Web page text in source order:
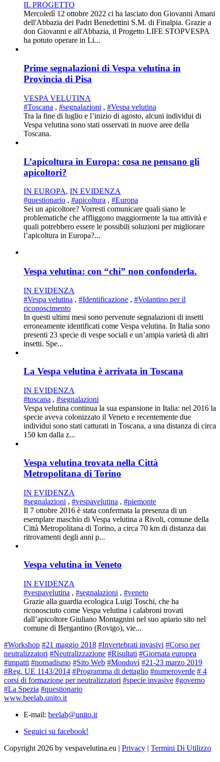
IL PROGETTO
Mercoledì 12 ottobre 2022 ci ha lasciato don Giovanni Amani
dell'Abbazia dei Padri Benedettini S.M. di Finalpia. Grazie a
don Giovanni e all'Abbazia, il Progetto LIFE STOPVESPA
ha potuto operare in Li...
Prime segnalazioni di Vespa velutina in
Provincia di Pisa
VESPA VELUTINA
#Toscana , #segnalazioni , #Vespa velutina
Tra la fine di luglio e l’inizio di agosto, alcuni individui di
Vespa velutina sono stati osservati in nuove aree della
Toscana.
L’apicoltura in Europa: cosa ne pensano gli
apicoltori?
IN EUROPA, IN EVIDENZA
#questionario , #apicoltura , #Europa
Sei un apicoltore? Vorresti comunicare quali siano le
problematiche che affliggono maggiormente la tua attività e
quali potrebbero essere le possibili soluzioni per migliorare
l’apicoltura in Europa?...
Vespa velutina: con “chi” non confonderla.
IN EVIDENZA
#Vespa velutina , #Identificazione , #Volantino per il
riconoscimento
In questi ultimi mesi sono pervenute segnalazioni di insetti
erroneamente identificati come Vespa velutina. In Italia sono
presenti 23 specie di vespe sociali e un’ampia varietà di altri
insetti. Spe...
La Vespa velutina è arrivata in Toscana
IN EVIDENZA
#toscana , #segnalazioni
Vespa velutina continua la sua espansione in Italia: nel 2016 la
specie aveva colonizzato il Veneto e recentemente due
individui sono stati catturati in Toscana, a una distanza di circa
150 km dalla z...
Vespa velutina trovata nella Città
Metropolitana di Torino
IN EVIDENZA
#segnalazioni , #vespavelutina , #piemonte
Il 7 ottobre 2016 è stata confermata la presenza di un
esemplare maschio di Vespa velutina a Rivoli, comune della
Città Metropolitana di Torino, a circa 70 km di distanza dai
ritrovamenti degli anni p...
Vespa velutina in Veneto
IN EVIDENZA
#vespavelutina , #segnalazioni , #veneto
Grazie alla guardia ecologica Luigi Toschi, che ha
riconosciuto come Vespa velutina i calabroni trovati
dall’apicoltore Giuliano Montagnini nel suo apiario sito nel
comune di Bergantino (Rovigo), vie...
#Workshop #21 maggio 2018 #Invertebrati invasivi #Corso per
neutralizzatori #Neutralizzazione #Risultati #Giornata europea
#impatti #nomadismo #Sito Web #Mondovì #21-23 marzo 2019
#Reg. UE 1143/2014 #Programma di dettaglio #numeroverde # 4
corsi di formazione per neutralizzatori #specie invasive #governo
#La Spezia #questionario
www.beelab.unito.it
E-mail: beelab@unito.it
Seguici su facebook!
Copyright 2026 by vespavelutina.eu | Privacy | Termini Di Utilizzo